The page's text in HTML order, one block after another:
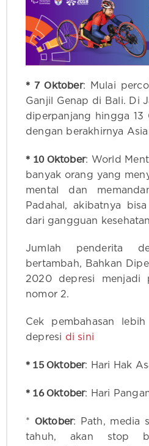
* 7 Oktober: Mulai
Ganjil Genap di Bali. Di
diperpanjang hingga 13
dengan berakhirnya
* 10 Oktober: World
banyak orang yang
mental dan
Padahal, akibatnya
dari gangguan
Jumlah penderita
bertambah, Bahkan
2020 depresi menjadi
nomor 2.
Cek pembahasan
depresi di sini
* 15 Oktober: Hari Hak
* 16 Oktober: Hari
* Oktober: Path, media
tahuh, akan stop